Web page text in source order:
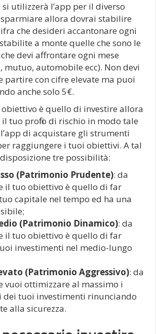
utilizzerà l’app per il diverso
allora dovrai stabilire
che desideri accantonare ogni
a monte quelle che sono le
devi affrontare ogni mese
mutuo, automobile ecc). Non devi
partire con cifre elevate ma puoi
anche solo 5€.
obiettivo è quello di investire allora
tuo profilo di rischio in modo tale
di acquistare gli strumenti
raggiungere i tuoi obiettivi. A tal
tre possibilità:
(Patrimonio Prudente): da
il tuo obiettivo è quello di far
capitale nel tempo ed ha una
(Patrimonio Dinamico): da
il tuo obiettivo è quello di far
investimenti nel medio-lungo
(Patrimonio Aggressivo): da
vuoi ottimizzare al massimo i
dei tuoi investimenti rinunciando
alla sicurezza.